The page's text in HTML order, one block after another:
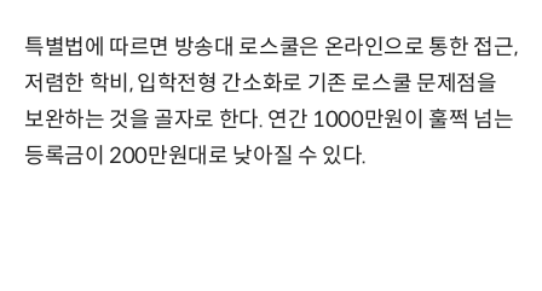
특별법에 따르면 방송대 로스쿨은 온라인으로 통한 접근,
저렴한 학비, 입학전형 간소화로 기존 로스쿨 문제점을
보완하는 것을 골자로 한다. 연간 1000만원이 훌쩍 넘는
등록금이 200만원대로 낮아질 수 있다.